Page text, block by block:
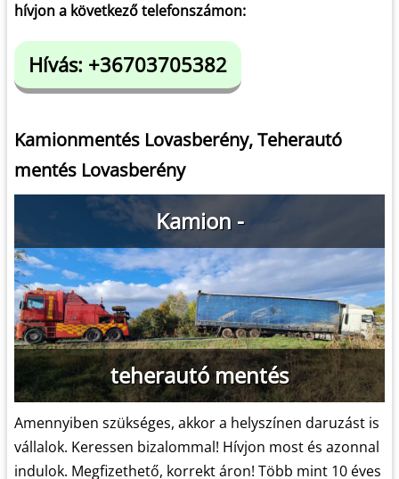
hívjon a következő telefonszámon:
Hívás: +36703705382
Kamionmentés Lovasberény, Teherautó
mentés Lovasberény
Kamion -
teherautó mentés
Amennyiben szükséges, akkor a helyszínen daruzást is
vállalok. Keressen bizalommal! Hívjon most és azonnal
indulok. Megfizethető, korrekt áron! Több mint 10 éves